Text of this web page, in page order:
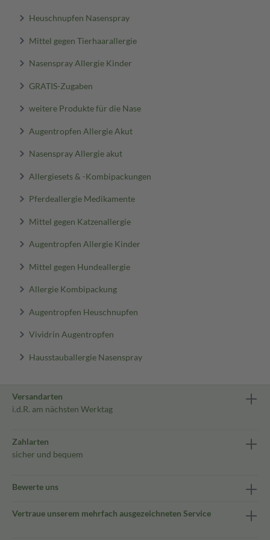
Heuschnupfen Nasenspray
Mittel gegen Tierhaarallergie
Nasenspray Allergie Kinder
GRATIS-Zugaben
weitere Produkte für die Nase
Augentropfen Allergie Akut
Nasenspray Allergie akut
Allergiesets & -Kombipackungen
Pferdeallergie Medikamente
Mittel gegen Katzenallergie
Augentropfen Allergie Kinder
Mittel gegen Hundeallergie
Allergie Kombipackung
Augentropfen Heuschnupfen
Vividrin Augentropfen
Hausstauballergie Nasenspray
Versandarten
i.d.R. am nächsten Werktag
Zahlarten
sicher und bequem
Bewerte uns
Vertraue unserem mehrfach ausgezeichneten Service